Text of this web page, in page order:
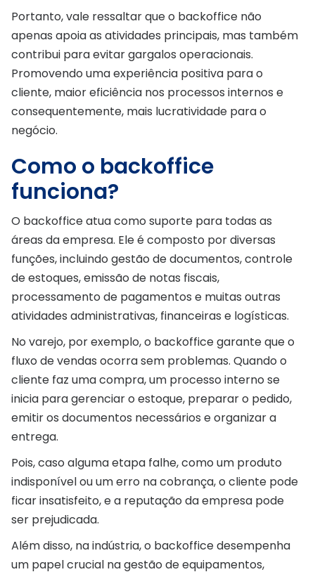
Portanto, vale ressaltar que o backoffice não
apenas apoia as atividades principais, mas também
contribui para evitar gargalos operacionais.
Promovendo uma experiência positiva para o
cliente, maior eficiência nos processos internos e
consequentemente, mais lucratividade para o
negócio.
Como o backoffice
funciona?
O backoffice atua como suporte para todas as
áreas da empresa. Ele é composto por diversas
funções, incluindo gestão de documentos, controle
de estoques, emissão de notas fiscais,
processamento de pagamentos e muitas outras
atividades administrativas, financeiras e logísticas.
No varejo, por exemplo, o backoffice garante que o
fluxo de vendas ocorra sem problemas. Quando o
cliente faz uma compra, um processo interno se
inicia para gerenciar o estoque, preparar o pedido,
emitir os documentos necessários e organizar a
entrega.
Pois, caso alguma etapa falhe, como um produto
indisponível ou um erro na cobrança, o cliente pode
ficar insatisfeito, e a reputação da empresa pode
ser prejudicada.
Além disso, na indústria, o backoffice desempenha
um papel crucial na gestão de equipamentos,